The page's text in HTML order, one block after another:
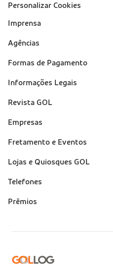
Personalizar Cookies
Imprensa
Suporte
Agências
Formas de Pagamento
Informações Legais
Revista GOL
Empresas
Fretamento e Eventos
Lojas e Quiosques GOL
Telefones
Prêmios